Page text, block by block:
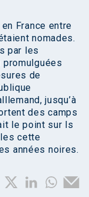
France entre
nomades.
par les
de
jusqu’à
des camps
le point sur ls
cette
années noires.